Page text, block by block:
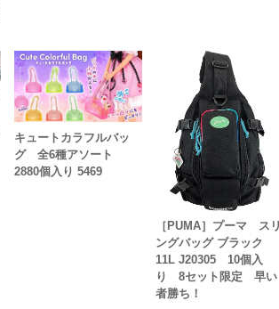
キュートカラフルバッ
グ 全6種アソート
2880個入り 5469
［PUMA］プーマ スリ
ングバッグ ブラック
11L J20305 10個入
り 8セット限定 早い
者勝ち！